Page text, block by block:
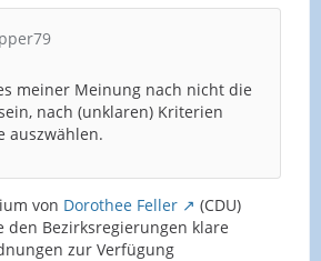
meiner Meinung nach nicht die
nach (unklaren) Kriterien
auszwählen.
von Dorothee Feller
(CDU)
den Bezirksregierungen klare
zur Verfügung